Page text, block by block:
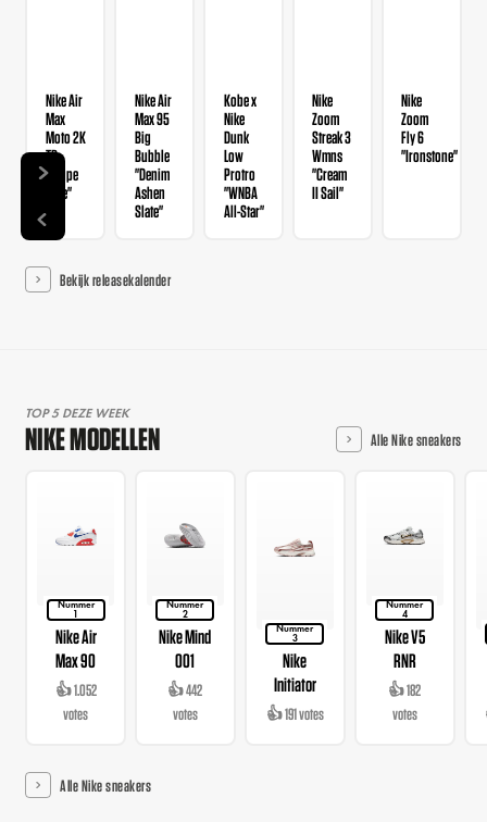
Nike Air
Max
Moto 2K
TD
"Taupe
Haze"
Nike Air
Max 95
Big
Bubble
"Denim
Ashen
Slate"
Kobe x
Nike
Dunk
Low
Protro
"WNBA
All-Star"
Nike
Zoom
Streak 3
Wmns
"Cream
II Sail"
Nike
Zoom
Fly 6
"Ironstone"
Bekijk releasekalender
TOP 5 DEZE WEEK
NIKE MODELLEN Alle Nike sneakers
Nummer
1
Nike Air
Max 90
👍 1.052
votes
Nummer
2
Nike Mind
001
👍 442
votes
Nummer
3
Nike
Initiator
👍 191 votes
Nummer
4
Nike V5
RNR
👍 182
votes
Alle Nike sneakers